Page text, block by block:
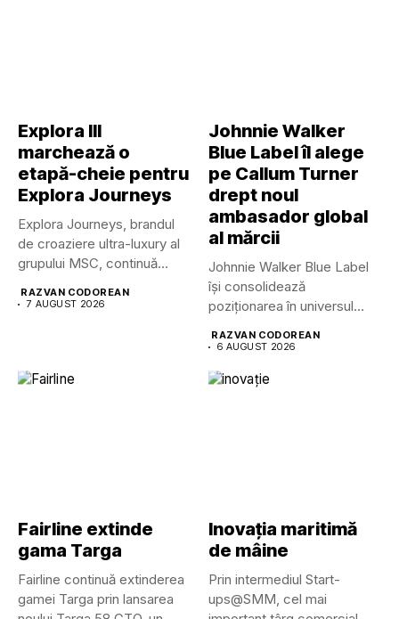
Explora III
marchează o
etapă-cheie pentru
Explora Journeys
Explora Journeys, brandul
de croaziere ultra-luxury al
grupului MSC, continuă
RAZVAN CODOREAN
7 AUGUST 2026
Johnnie Walker
Blue Label îl alege
pe Callum Turner
drept noul
ambasador global
al mărcii
Johnnie Walker Blue Label
își consolidează
poziționarea în universul
RAZVAN CODOREAN
6 AUGUST 2026
Fairline extinde
gama Targa
Fairline continuă extinderea
gamei Targa prin lansarea
Inovația maritimă
de mâine
Prin intermediul Start-
ups@SMM, cel mai